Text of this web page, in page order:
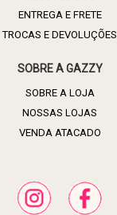
ENTREGA E FRETE
TROCAS E DEVOLUÇÕES
SOBRE A GAZZY
SOBRE A LOJA
NOSSAS LOJAS
VENDA ATACADO